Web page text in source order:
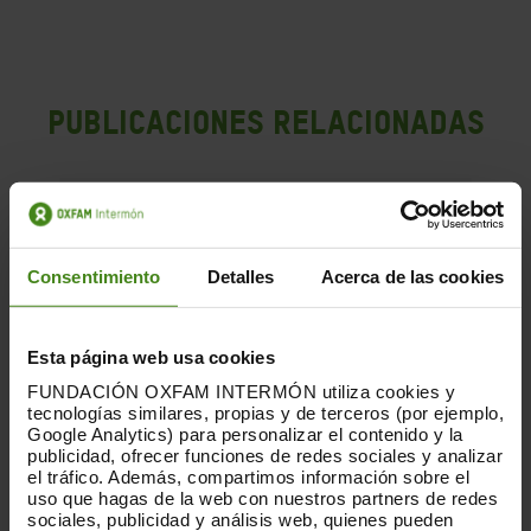
Consentimiento Detalles Acerca de las cookies
Esta página web usa cookies
FUNDACIÓN OXFAM INTERMÓN utiliza cookies y
tecnologías similares, propias y de terceros (por ejemplo,
Google Analytics) para personalizar el contenido y la
publicidad, ofrecer funciones de redes sociales y analizar
el tráfico. Además, compartimos información sobre el
uso que hagas de la web con nuestros partners de redes
sociales, publicidad y análisis web, quienes pueden
PUBLICACIONES RELACIONADAS